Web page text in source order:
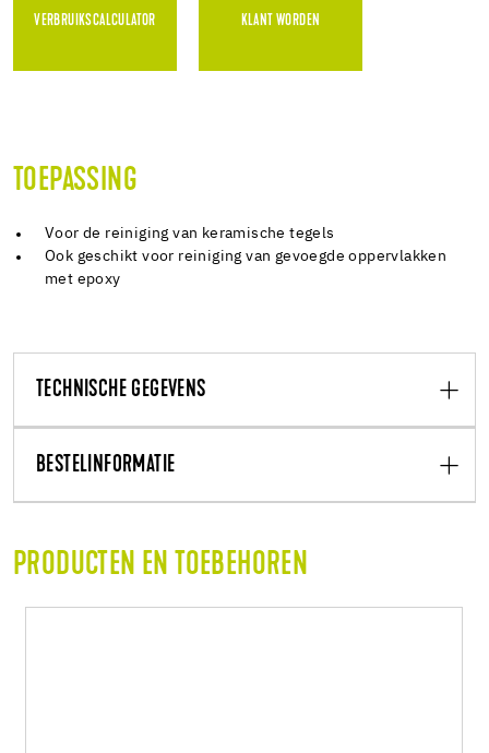
VERBRUIKSCALCULATOR KLANT WORDEN
TOEPASSING
Voor de reiniging van keramische tegels
Ook geschikt voor reiniging van gevoegde oppervlakken
met epoxy
TECHNISCHE GEGEVENS
BESTELINFORMATIE
PRODUCTEN EN TOEBEHOREN